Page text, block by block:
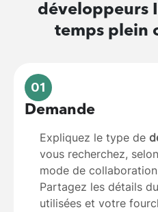
développeurs
temps plein
01
Demande
Expliquez le type de
vous recherchez,
mode de
Partagez les détails
utilisées et votre